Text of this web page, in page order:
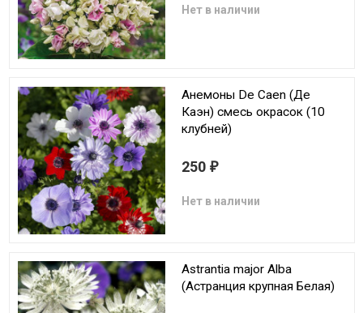
Нет в наличии
Анемоны De Caen (Де
Каэн) смесь окрасок (10
клубней)
250 ₽
Нет в наличии
Astrantia major Alba
(Астранция крупная Белая)